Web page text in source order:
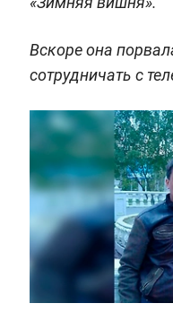
Вскоре она
сотрудничать с